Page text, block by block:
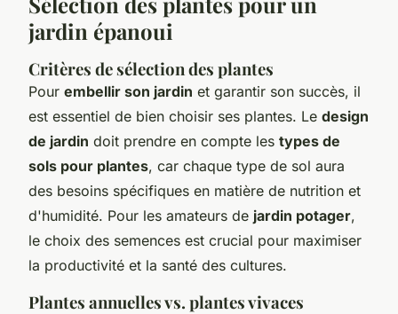
jardin épanoui
Critères de sélection des plantes
Pour embellir son jardin et garantir son succès, il
est essentiel de bien choisir ses plantes. Le design
de jardin doit prendre en compte les types de
sols pour plantes, car chaque type de sol aura
des besoins spécifiques en matière de nutrition et
d'humidité. Pour les amateurs de jardin potager,
le choix des semences est crucial pour maximiser
la productivité et la santé des cultures.
Plantes annuelles vs. plantes vivaces